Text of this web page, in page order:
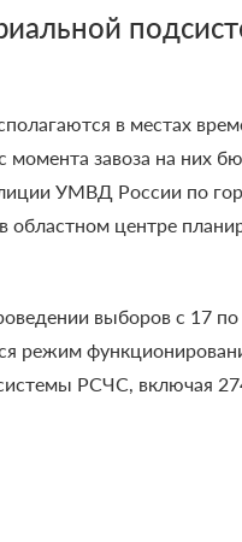
в местах
момента завоза на них
УМВД России по
центре
выборов с 17 по
режим
РСЧС, включая